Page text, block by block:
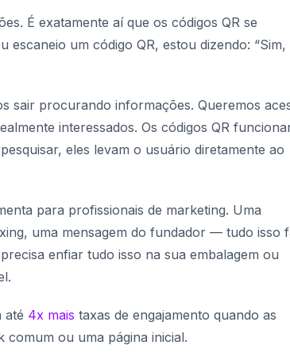
É exatamente aí que os códigos QR se
um código QR, estou dizendo: “Sim,
sair procurando informações. Queremos
interessados. Os códigos QR
eles levam o usuário diretamente ao
para profissionais de marketing. Uma
uma mensagem do fundador — tudo isso
enfiar tudo isso na sua embalagem ou
até 4x mais taxas de engajamento quando as
comum ou uma página inicial.